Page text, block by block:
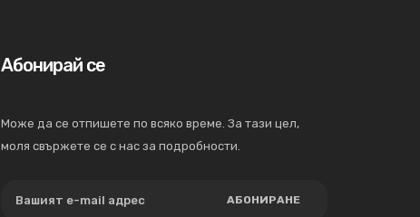
Абонирай се
Може да се отпишете по всяко време. За тази цел,
моля свържете се с нас за подробности.
АБОНИРАНЕ